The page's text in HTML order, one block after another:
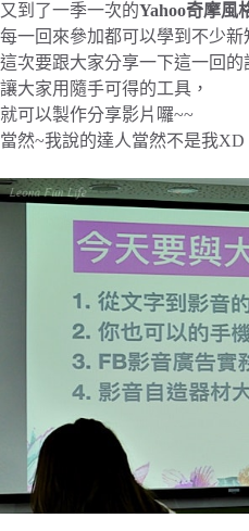
又到了一季一次的Yahoo奇摩風
每一回來參加都可以學到不少新
這次要跟大家分享一下這一回的
讓大家用隨手可得的工具，
就可以製作分享影片囉~~
當然~我說的達人當然不是我XD